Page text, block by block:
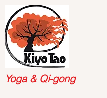
Yoga & Qi-gong